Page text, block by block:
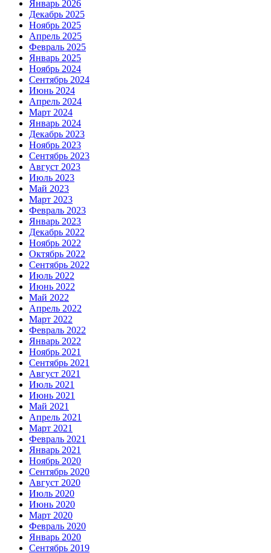
Январь 2026
Декабрь 2025
Ноябрь 2025
Апрель 2025
Февраль 2025
Январь 2025
Ноябрь 2024
Сентябрь 2024
Июнь 2024
Апрель 2024
Март 2024
Январь 2024
Декабрь 2023
Ноябрь 2023
Сентябрь 2023
Август 2023
Июль 2023
Май 2023
Март 2023
Февраль 2023
Январь 2023
Декабрь 2022
Ноябрь 2022
Октябрь 2022
Сентябрь 2022
Июль 2022
Июнь 2022
Май 2022
Апрель 2022
Март 2022
Февраль 2022
Январь 2022
Ноябрь 2021
Сентябрь 2021
Август 2021
Июль 2021
Июнь 2021
Май 2021
Апрель 2021
Март 2021
Февраль 2021
Январь 2021
Ноябрь 2020
Сентябрь 2020
Август 2020
Июль 2020
Июнь 2020
Март 2020
Февраль 2020
Январь 2020
Сентябрь 2019